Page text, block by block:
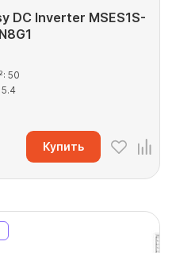
DC Inverter MSES1S-
50
Купить